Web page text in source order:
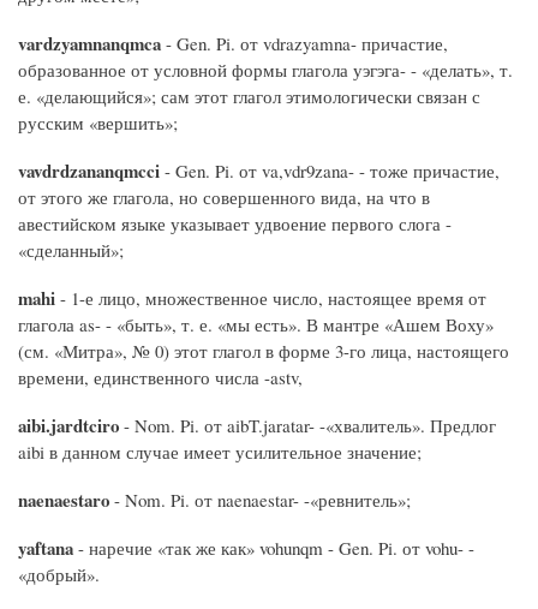
vardzyamnanqmca - Gen. Pi. от vdrazyamna- причастие,
образованное от условной формы глагола уэгэга- - «делать», т.
е. «делающийся»; сам этот глагол этимологически связан с
русским «вершить»;
vavdrdzananqmcci - Gen. Pi. от va,vdr9zana- - тоже причастие,
от этого же глагола, но совершенного вида, на что в
авестийском языке указывает удвоение первого слога -
«сделанный»;
mahi - 1-е лицо, множественное число, настоящее время от
глагола as- - «быть», т. е. «мы есть». В мантре «Ашем Воху»
(см. «Митра», № 0) этот глагол в форме 3-го лица, настоящего
времени, единственного числа -astv,
aibi.jardtciro - Nom. Pi. от aibT.jaratar- -«хвалитель». Предлог
aibi в данном случае имеет усилительное значение;
naenaestaro - Nom. Pi. от naenaestar- -«ревнитель»;
yaftana - наречие «так же как» vohunqm - Gen. Pi. от vohu- -
«добрый».